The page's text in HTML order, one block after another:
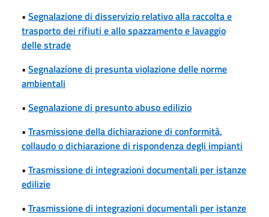
• Segnalazione di disservizio relativo alla raccolta e
trasporto dei rifiuti e allo spazzamento e lavaggio
delle strade
• Segnalazione di presunta violazione delle norme
ambientali
• Segnalazione di presunto abuso edilizio
• Trasmissione della dichiarazione di conformità,
collaudo o dichiarazione di rispondenza degli impianti
• Trasmissione di integrazioni documentali per istanze
edilizie
• Trasmissione di integrazioni documentali per istanze